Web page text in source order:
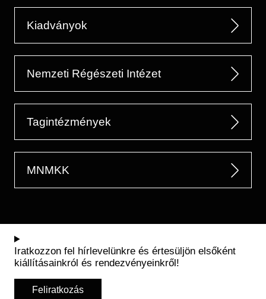
Kiadványok
Nemzeti Régészeti Intézet
Tagintézmények
MNMKK
Iratkozzon fel hírlevelünkre és értesüljön elsőként
kiállításainkról és rendezvényeinkről!
Feliratkozás